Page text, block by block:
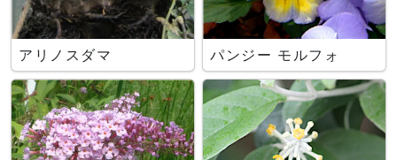
アリノスダマ パンジー モルフォ